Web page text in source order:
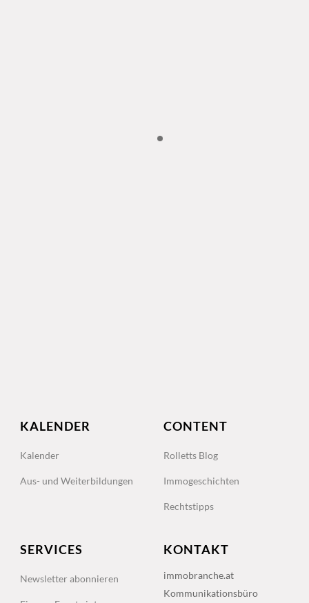
KALENDER
Kalender
Aus- und Weiterbildungen
CONTENT
Rolletts Blog
Immogeschichten
Rechtstipps
SERVICES
Newsletter abonnieren
KONTAKT
immobranche.at
Kommunikationsbüro